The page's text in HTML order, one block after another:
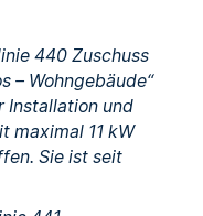
440 Zuschuss
– Wohngebäude“
Installation und
maximal 11 kW
Sie ist seit